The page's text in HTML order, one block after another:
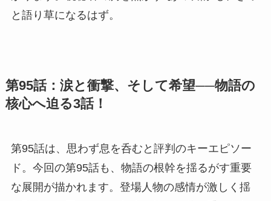
と語り草になるはず。
第95話：涙と衝撃、そして希望──物語の
核心へ迫る3話！
第95話は、思わず息を呑むと評判のキーエピソー
ド。今回の第95話も、物語の根幹を揺るがす重要
な展開が描かれます。登場人物の感情が激しく揺